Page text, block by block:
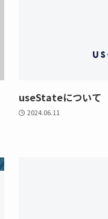
useStateについて
2024.06.11